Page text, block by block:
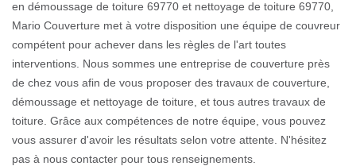
en démoussage de toiture 69770 et nettoyage de toiture 69770,
Mario Couverture met à votre disposition une équipe de couvreur
compétent pour achever dans les règles de l'art toutes
interventions. Nous sommes une entreprise de couverture près
de chez vous afin de vous proposer des travaux de couverture,
démoussage et nettoyage de toiture, et tous autres travaux de
toiture. Grâce aux compétences de notre équipe, vous pouvez
vous assurer d'avoir les résultats selon votre attente. N'hésitez
pas à nous contacter pour tous renseignements.